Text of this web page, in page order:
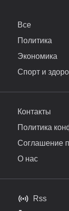
Все
Политика
Экономика
Спорт и
Контакты
Политика
Соглашение
О нас
Rss